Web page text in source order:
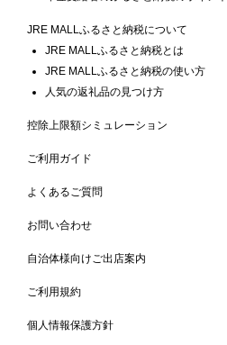
JRE MALLふるさと納税について
JRE MALLふるさと納税とは
JRE MALLふるさと納税の使い方
人気の返礼品の見つけ方
控除上限額シミュレーション
ご利用ガイド
よくあるご質問
お問い合わせ
自治体様向けご出店案内
ご利用規約
個人情報保護方針